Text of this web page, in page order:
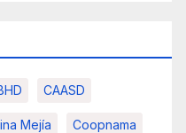
CAASD
Mejía Coopnama